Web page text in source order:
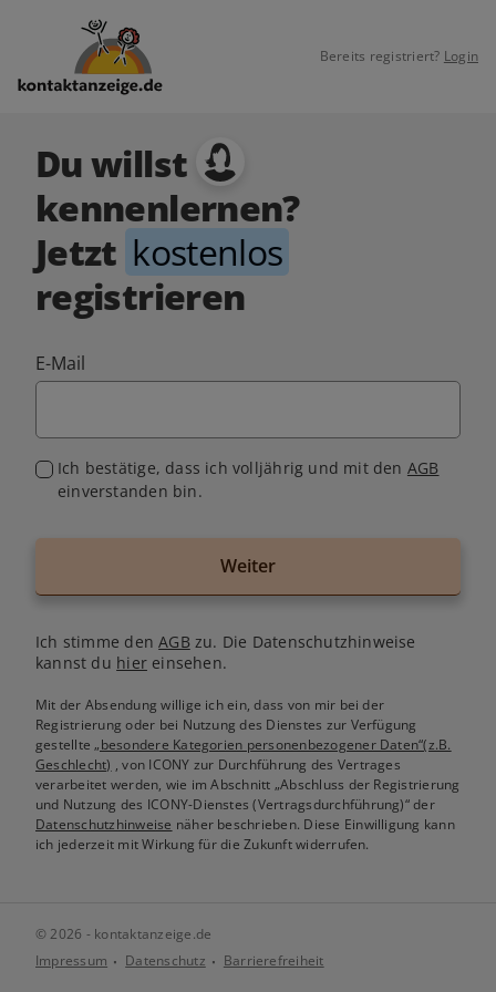
Bereits registriert? Login
Du willst
kennenlernen?
Jetzt kostenlos
registrieren
E-Mail
Ich bestätige, dass ich volljährig und mit den AGB
einverstanden bin.
Weiter
Ich stimme denAGB zu. Die Datenschutzhinweise
kannst du hiereinsehen.
Mit der Absendung willige ich ein, dass von mir bei der
Registrierung oder bei Nutzung des Dienstes zur Verfügung
gestellte„besondere Kategorien personenbezogener Daten“(z.B.
Geschlecht) , von ICONY zur Durchführung des Vertrages
verarbeitet werden, wie im Abschnitt „Abschluss der Registrierung
und Nutzung des ICONY-Dienstes (Vertragsdurchführung)“ der
Datenschutzhinweise näher beschrieben. Diese Einwilligung kann
ich jederzeit mit Wirkung für die Zukunft widerrufen.
© 2026 - kontaktanzeige.de
Impressum
Datenschutz Barrierefreiheit